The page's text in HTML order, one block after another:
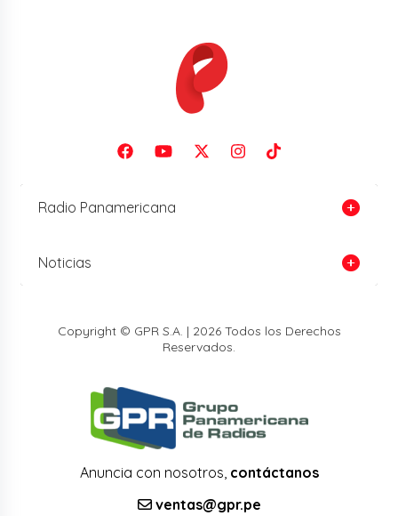
Radio Panamericana
Noticias
Copyright © GPR S.A. | 2026 Todos los Derechos
Reservados.
Anuncia con nosotros, contáctanos
ventas@gpr.pe